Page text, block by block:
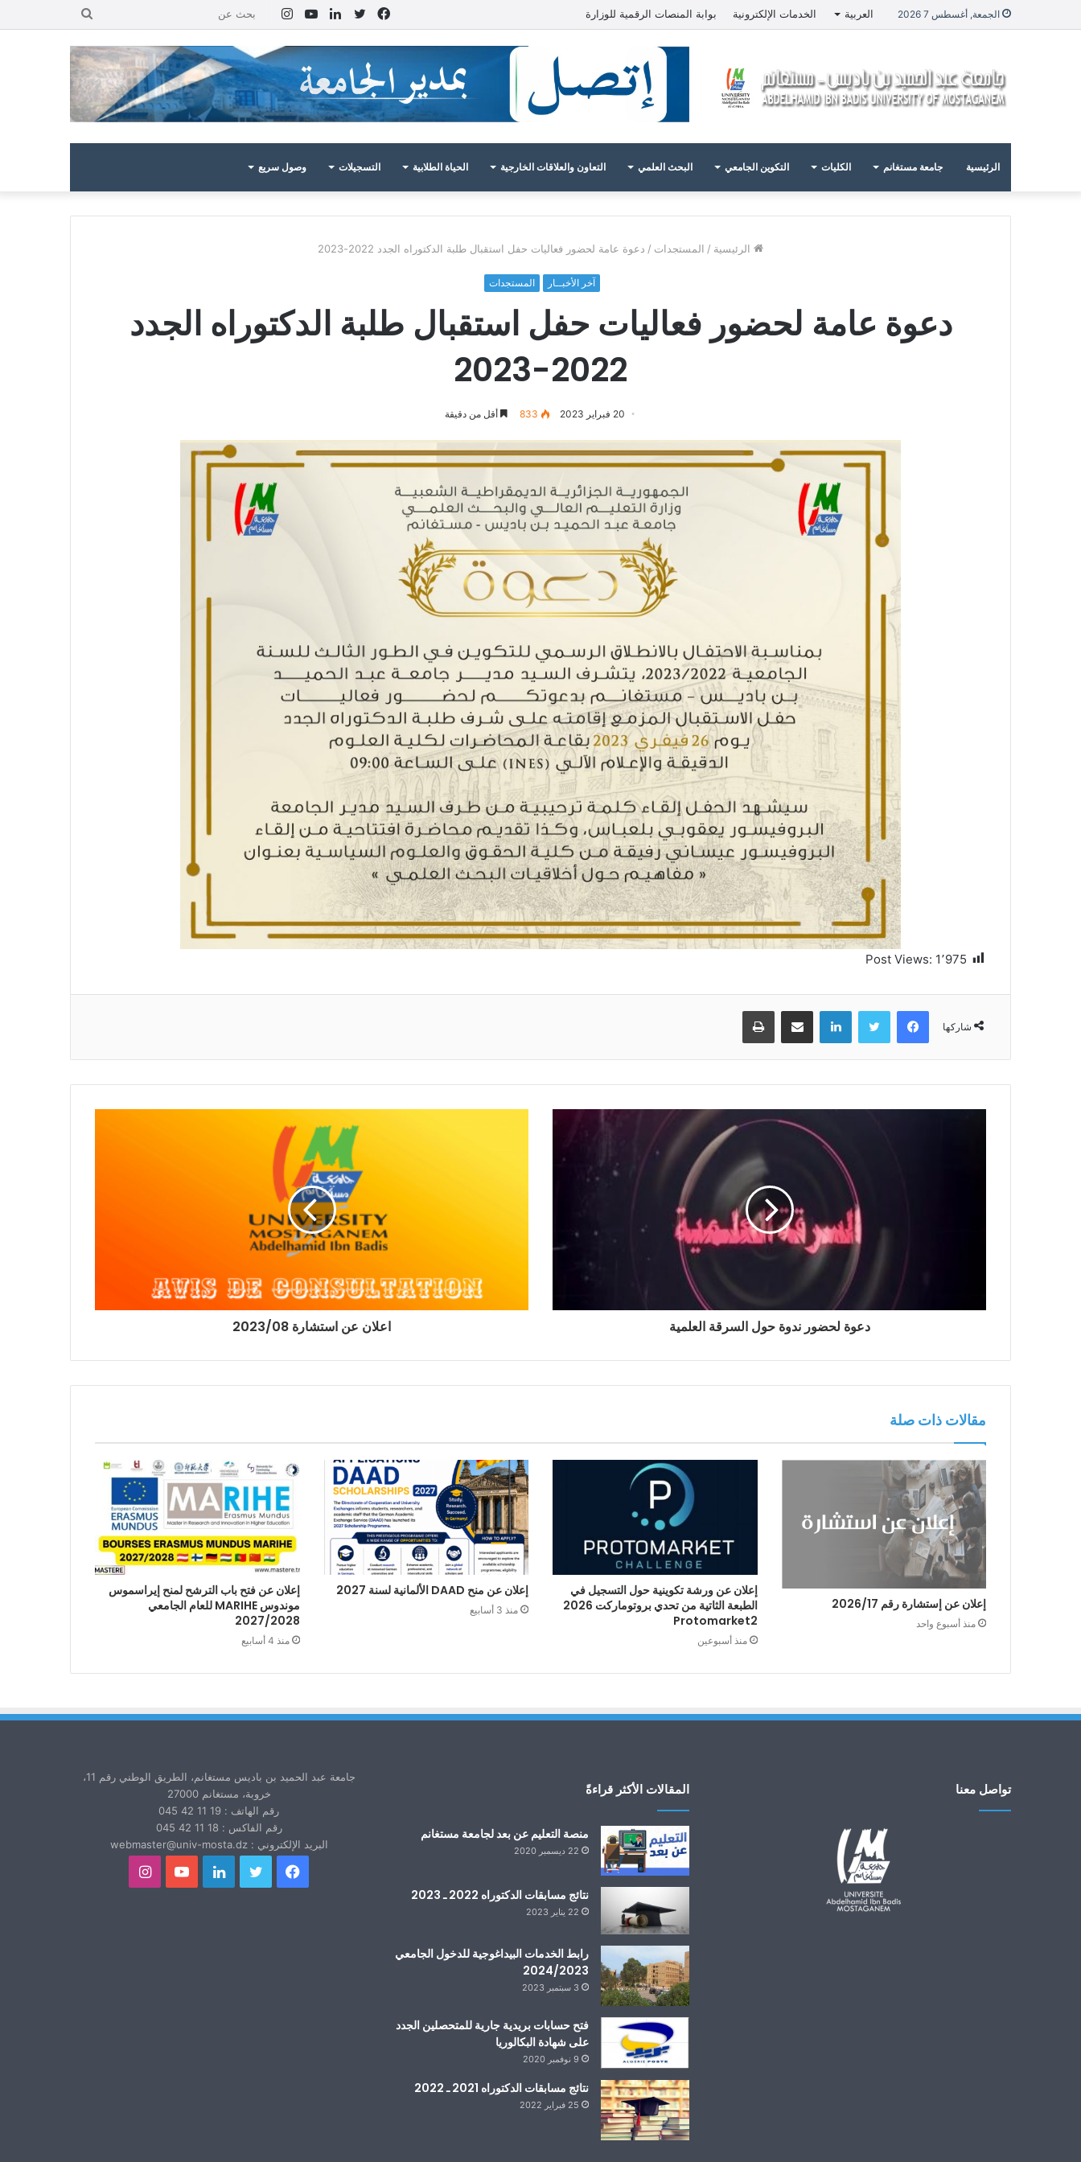
الجمعة, أغسطس 7 2026 العربية الخدمات الإلكترونية بوابة المنصات الرقمية للوزارة
بحث
انستقراميوتيوبلينكدإنتويتر
فيسبوك
الرئيسية جامعة مستغانم الكليات التكوين الجامعي البحث العلمي التعاون والعلاقات الخارجية الحياة الطلابية التسجيلات وصول سريع
الرئيسية / المستجدات / دعوة عامة لحضور فعاليات حفل استقبال طلبة الدكتوراه الجدد 2022-2023
آخر الأخبــار المستجدات
دعوة عامة لحضور فعاليات حفل استقبال طلبة الدكتوراه الجدد
2022-2023
20 فبراير 2023 833 أقل من دقيقة
Post Views: 1٬975
شاركها
فيسبوك تويتر لينكدإن مشاركة عبر البريد طباعة
دعوة لحضور ندوة حول السرقة العلمية اعلان عن استشارة 2023/08
مقالات ذات صلة
إعلان عن إستشارة رقم 2026/17
منذ أسبوع واحد
إعلان عن ورشة تكوينية حول التسجيل في
الطبعة الثاتية من تحدي بروتوماركت 2026
Protomarket2
منذ أسبوعين
إعلان عن منح DAAD الألمانية لسنة 2027
منذ 3 أسابيع
إعلان عن فتح باب الترشح لمنح إيراسموس
موندوس MARIHE للعام الجامعي
2027/2028
منذ 4 أسابيع
تواصل معنا المقالات الأكثر قراءةً
منصة التعليم عن بعد لجامعة مستغانم
22 ديسمبر 2020
نتائج مسابقات الدكتوراه 2022 ـ 2023
22 يناير 2023
رابط الخدمات البيداغوجية للدخول الجامعي
2024/2023
3 سبتمبر 2023
فتح حسابات بريدية جارية للمتحصلين الجدد
على شهادة البكالوريا
9 نوفمبر 2020
نتائج مسابقات الدكتوراه 2021 ـ 2022
25 فبراير 2022
جامعة عبد الحميد بن باديس مستغانم، الطريق الوطني رقم 11،
خروبة، مستغانم 27000
رقم الهاتف : 19 11 42 045
رقم الفاكس : 18 11 42 045
البريد الإلكتروني : webmaster@univ-mosta.dz
فيسبوك تويتر لينكدإنيوتيوبانستقرام